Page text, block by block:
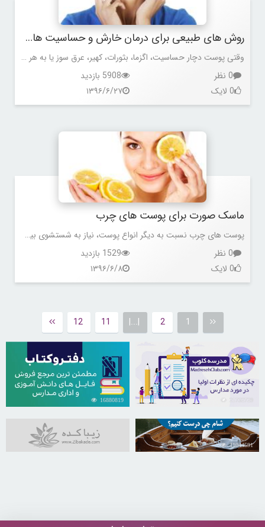
روش های طبیعی برای درمان خارش و حساسیت های پوستی
وقتی پوست دچار حساسیت، اگزما، بثورات، کهیر، عرق سوز یا به هر طریقی تحریک می شود، ظاهر قرمز و متورمی پیدا کرده و دچار خارش یا سوزش می شود.
0 نظر
5908 بازدید
0 لایک
۱۳۹۶/۶/۲۷
ماسک صورت برای پوست های چرب
پوست های چرب نسبت به دیگر انواع پوست، نیاز به شستشوی بیشتری دارند. اما اسکراب های ناملایم و درشت منافذ پوست را بیش از حد تحریک می کنند.
0 نظر
1529 بازدید
0 لایک
۱۳۹۶/۶/۸
1
2
|...|
11
12
16880819
31044591